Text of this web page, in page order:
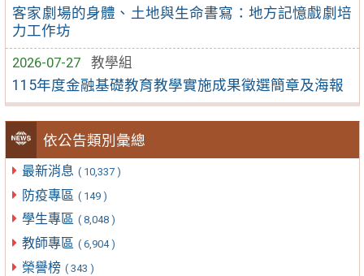
客家劇場的身體、土地與生命書寫：地方記憶戲劇培
力工作坊
2026-07-27
教學組
115年度金融基礎教育教學實施成果徵選簡章及海報
依公告類別彙總
最新消息 ( 10,337 )
防疫專區 ( 149 )
學生專區 ( 8,048 )
教師專區 ( 6,904 )
榮譽榜 ( 343 )